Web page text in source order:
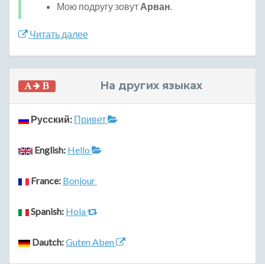
Мою подругу зовут Арван.
Читать далее
На других языках
Русский: Привет
English: Hello
France: Bonjour
Spanish: Hola
Dautch:Guten Aben